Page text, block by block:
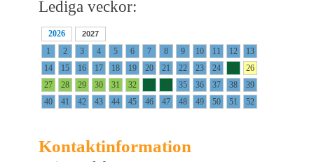
Lediga veckor:
2026 2027
1 2 3 4 5 6 7 8 9 10 11 12
13
14
15 16 17 18 19 20 21 22 23 24 25
26
27
28 29 30 31 32 33 34 35 36 37 38
39
40
41 42 43 44 45 46 47 48 49 50 51 52
Kontaktinformation